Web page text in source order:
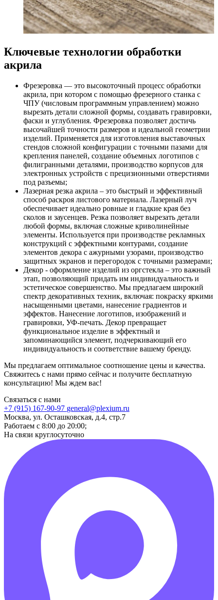
Ключевые технологии обработки
акрила
Фрезеровка — это высокоточный процесс обработки
акрила, при котором с помощью фрезерного станка с
ЧПУ (числовым программным управлением) можно
вырезать детали сложной формы, создавать гравировки,
фаски и углубления. Фрезеровка позволяет достичь
высочайшей точности размеров и идеальной геометрии
изделий. Применяется для изготовления выставочных
стендов сложной конфигурации с точными пазами для
крепления панелей, создание объемных логотипов с
филигранными деталями, производство корпусов для
электронных устройств с прецизионными отверстиями
под разъемы;
Лазерная резка акрила – это быстрый и эффективный
способ раскроя листового материала. Лазерный луч
обеспечивает идеально ровные и гладкие края без
сколов и заусенцев. Резка позволяет вырезать детали
любой формы, включая сложные криволинейные
элементы. Используется при производстве рекламных
конструкций с эффектными контурами, создание
элементов декора с ажурными узорами, производство
защитных экранов и перегородок с точными размерами;
Декор - оформление изделий из оргстекла – это важный
этап, позволяющий придать им индивидуальность и
эстетическое совершенство. Мы предлагаем широкий
спектр декоративных техник, включая: покраску яркими
насыщенными цветами, нанесение градиентов и
эффектов. Нанесение логотипов, изображений и
гравировки, УФ-печать. Декор превращает
функциональное изделие в эффектный и
запоминающийся элемент, подчеркивающий его
индивидуальность и соответствие вашему бренду.
Мы предлагаем оптимальное соотношение цены и качества.
Свяжитесь с нами прямо сейчас и получите бесплатную
консультацию! Мы ждем вас!
Связаться с нами
+7 (915) 167-90-97 general@plexium.ru
Москва, ул. Осташковская, д.4, стр.7
Работаем с 8:00 до 20:00;
На связи круглосуточно